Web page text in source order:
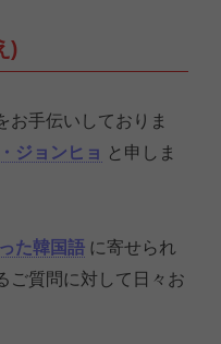
)
お手伝いしておりま
ジョンヒョ と申しま
た韓国語 に寄せられ
ご質問に対して日々お